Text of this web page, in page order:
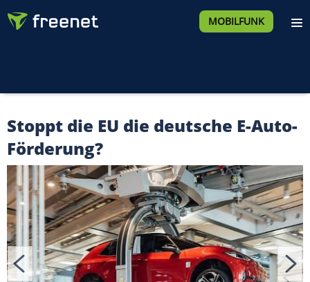
MOBILFUNK
Stoppt die EU die deutsche E-Auto-
Förderung?